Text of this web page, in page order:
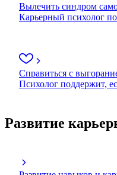
Вылечить синдром
Карьерный психолог
Справиться с
Психолог поддержит,
Развитие